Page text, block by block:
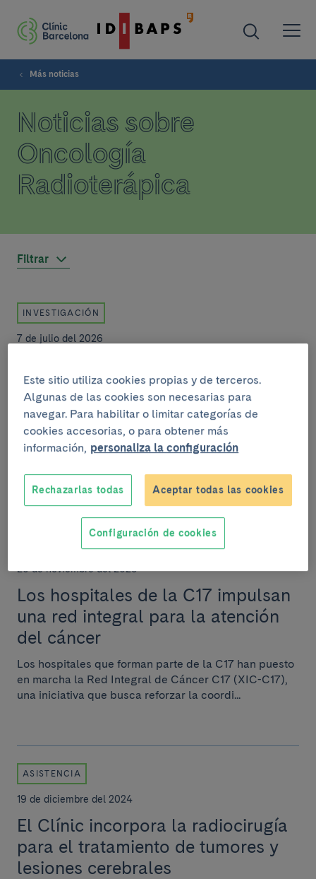
Más noticias
Noticias sobre
Oncología
Radioterápica
Filtrar
INVESTIGACIÓN
7 de julio del 2026
impacto de la radioterapia externa
en el cáncer de hígado
Se trata del mayor estudio a nivel mundial en este
ámbito y ha sido liderado por la Unidad de Oncología
20 de noviembre del 2025
Los hospitales de la C17 impulsan
una red integral para la atención
del cáncer
Los hospitales que forman parte de la C17 han puesto
en marcha la Red Integral de Cáncer C17 (XIC-C17),
una iniciativa que busca reforzar la coordi...
ASISTENCIA
19 de diciembre del 2024
El Clínic incorpora la radiocirugía
para el tratamiento de tumores y
lesiones cerebrales
Este sitio utiliza cookies propias y de terceros.
Algunas de las cookies son necesarias para
navegar. Para habilitar o limitar categorías de
cookies accesorias, o para obtener más
información, personaliza la configuración
Rechazarlas todas Aceptar todas las cookies
Configuración de cookies